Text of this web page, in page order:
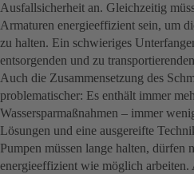
Ausfallsicherheit an. Gleichzeitig
Armaturen energieeffizient sein, um
zu halten. Ein schwieriges
entsorgenden und zu
Auch die Zusammensetzung des
problematischer: Es enthält immer
Wassersparmaßnahmen – immer
Lösungen und eine ausgereifte
Pumpen müssen lange halten, dürfen
energieeffizient wie möglich